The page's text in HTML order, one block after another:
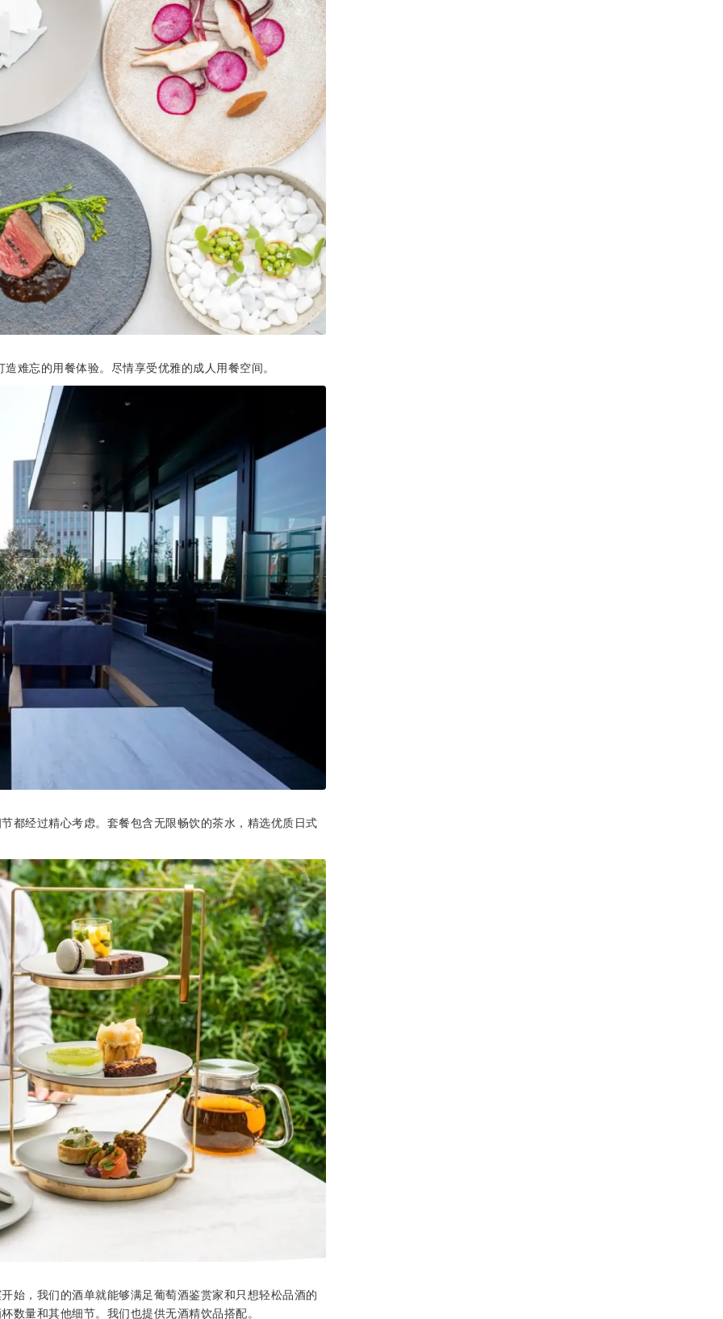
难忘的用餐体验。尽情享受优雅的成人用餐空间。
都经过精心考虑。套餐包含无限畅饮的茶水，精选优质日式
始，我们的酒单就能够满足葡萄酒鉴赏家和只想轻松品酒的
数量和其他细节。我们也提供无酒精饮品搭配。